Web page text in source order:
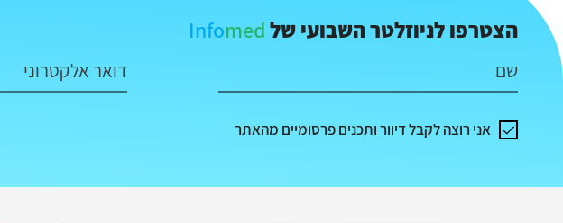
הצטרפו לניוזלטר השבועי של Infomed
שם דואר אלקטרוני
אני רוצה לקבל דיוור ותכנים פרסומיים מהאתר